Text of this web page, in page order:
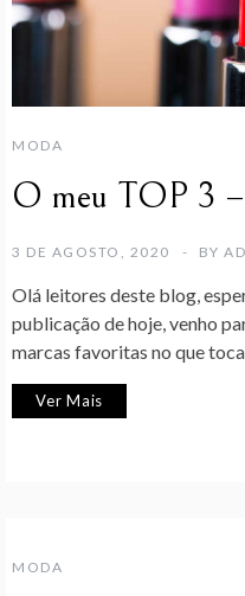
MODA
O meu TOP 3 –
3 DE AGOSTO, 2020 BY
Olá leitores deste blog,
publicação de hoje, venho
marcas favoritas no que
Ver Mais
MODA